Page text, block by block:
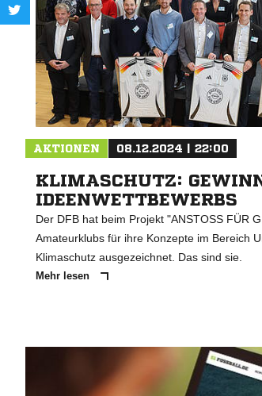
AKTIONEN 08.12.2024 | 22:00
KLIMASCHUTZ:
IDEENWETTBEWERBS
Der DFB hat beim Projekt "ANSTOSS FÜR
Amateurklubs für ihre Konzepte im Bereich
Klimaschutz ausgezeichnet. Das sind sie.
Mehr lesen